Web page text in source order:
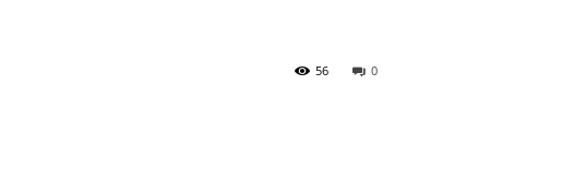
0
56